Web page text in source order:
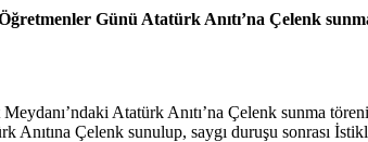
Günü Atatürk Anıtı’na Çelenk
Atatürk Anıtı’na Çelenk sunma
Anıtına Çelenk sunulup, saygı duruşu sonrası